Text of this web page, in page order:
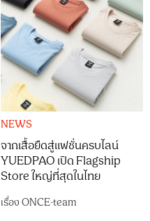
NEWS
จากเสื้อยืดสู่แฟชั่นครบไลน์
YUEDPAO เปิด Flagship
Store ใหญ่ที่สุดในไทย
เรื่องONCE-team